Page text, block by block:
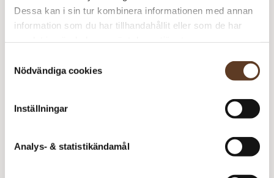
Dessa kan i sin tur kombinera informationen med annan
information som du har tillhandahållit eller som de har
Nödvändiga cookies
Inställningar
Analys- & statistikändamål
Blockning